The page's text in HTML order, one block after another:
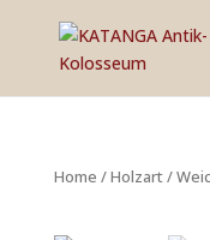
Home /Holzart/